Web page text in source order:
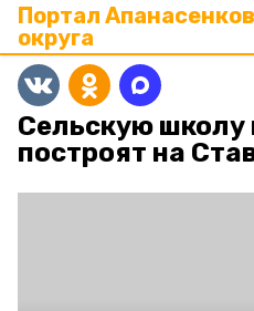
Портал
округа
Сельскую школу
построят на